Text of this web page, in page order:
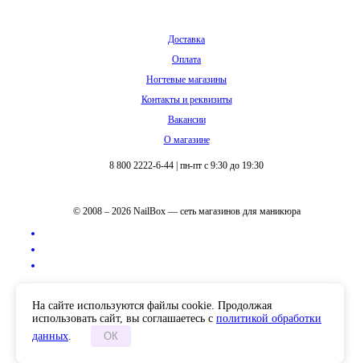
Доставка
Оплата
Ногтевые магазины
Контакты и реквизиты
Вакансии
О магазине
8 800 2222-6-44 пн-пт с 9:30 до 19:30
© 2008 – 2026 NailBox — сеть магазинов для маникюра
На сайте используются файлы cookie. Продолжая
использовать сайт, вы соглашаетесь с политикой обработки
данных. ОК